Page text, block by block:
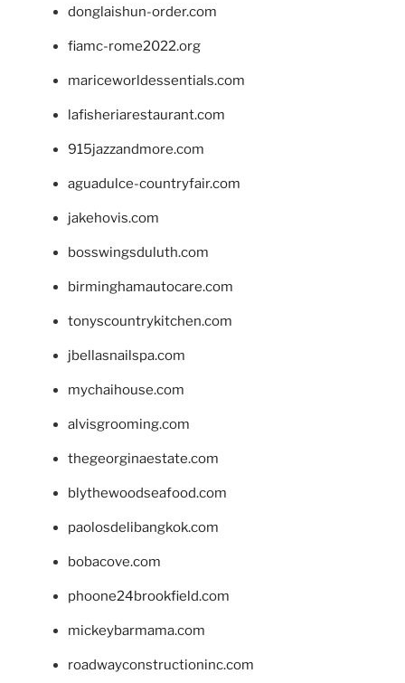
donglaishun-order.com
fiamc-rome2022.org
mariceworldessentials.com
lafisheriarestaurant.com
915jazzandmore.com
aguadulce-countryfair.com
jakehovis.com
bosswingsduluth.com
birminghamautocare.com
tonyscountrykitchen.com
jbellasnailspa.com
mychaihouse.com
alvisgrooming.com
thegeorginaestate.com
blythewoodseafood.com
paolosdelibangkok.com
bobacove.com
phoone24brookfield.com
mickeybarmama.com
roadwayconstructioninc.com